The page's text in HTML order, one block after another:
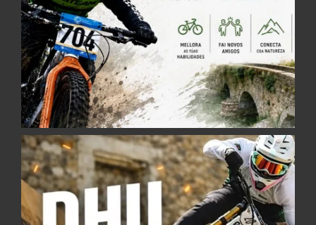
hai una empalmadiña donde embalamos
para facer un peralte de esquerdas longo, e
a continuación veñen 6 dubbies. Saimos
con peraltes e un salto pequeno a un
camiño no que hai que pedalear para facer
un salta de meseta que no medio
recepionas para facer unha rampa de saída
da mesma meseta. Recepcionas encarando
un peralte de esquerdas con saida de salto
tipo transfer, aproveitando a recepción do
transfer tócanos dar as últimas pedaladas